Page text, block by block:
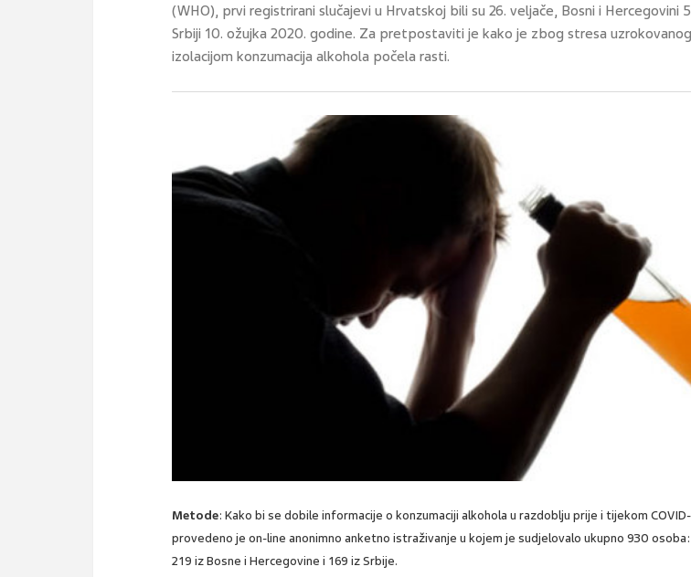
(WHO), prvi registrirani slučajevi u Hrvatskoj bili su 26. veljače, Bosni i Hercegovini
Srbiji 10. ožujka 2020. godine. Za pretpostaviti je kako je zbog stresa
izolacijom konzumacija alkohola počela rasti.
Metode: Kako bi se dobile informacije o konzumaciji alkohola u razdoblju prije i tijekom
provedeno je on-line anonimno anketno istraživanje u kojem je sudjelovalo ukupno 930
219 iz Bosne i Hercegovine i 169 iz Srbije.